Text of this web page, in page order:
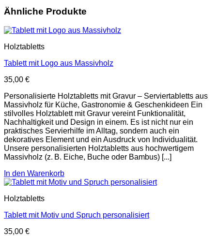
Ähnliche Produkte
Holztabletts
Tablett mit Logo aus Massivholz
35,00 €
Personalisierte Holztabletts mit Gravur – Serviertabletts aus
Massivholz für Küche, Gastronomie & Geschenkideen Ein
stilvolles Holztablett mit Gravur vereint Funktionalität,
Nachhaltigkeit und Design in einem. Es ist nicht nur ein
praktisches Servierhilfe im Alltag, sondern auch ein
dekoratives Element und ein Ausdruck von Individualität.
Unsere personalisierten Holztabletts aus hochwertigem
Massivholz (z. B. Eiche, Buche oder Bambus) [...]
In den Warenkorb
Holztabletts
Tablett mit Motiv und Spruch personalisiert
35,00 €